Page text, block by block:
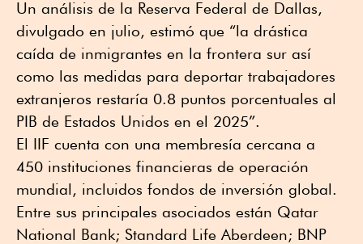
Un análisis de la Reserva Federal de Dallas,
divulgado en julio, estimó que “la drástica
caída de inmigrantes en la frontera sur así
como las medidas para deportar trabajadores
extranjeros restaría 0.8 puntos porcentuales al
PIB de Estados Unidos en el 2025”.
El IIF cuenta con una membresía cercana a
450 instituciones financieras de operación
mundial, incluidos fondos de inversión global.
Entre sus principales asociados están Qatar
National Bank; Standard Life Aberdeen; BNP